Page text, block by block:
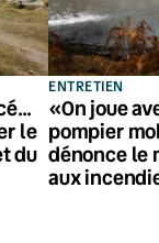
le
du
ENTRETIEN
«On joue
pompier
dénonce le
aux